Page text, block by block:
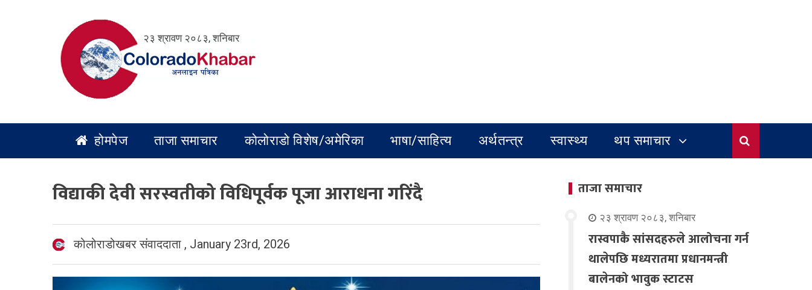
२३ श्रावण २०८३, शनिबार
होमपेज ताजा समाचार कोलोराडो विशेष/अमेरिका भाषा/साहित्य अर्थतन्त्र स्वास्थ्य थप समाचार
विद्याकी देवी सरस्वतीको विधिपूर्वक पूजा आराधना गरिंदै
कोलोराडोखबर संवाददाता , January 23rd, 2026
ताजा समाचार
२३ श्रावण २०८३, शनिबार
रास्वपाकै सांसदहरुले आलोचना गर्न
थालेपछि मध्यरातमा प्रधानमन्त्री
बालेनको भावुक स्टाटस